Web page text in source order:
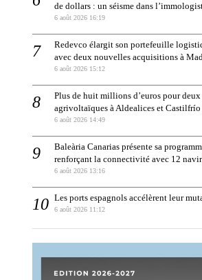
de dollars : un séisme dans
6 août 2026 16:19
Redevco élargit son portefeuille
avec deux nouvelles acquisitions à
6 août 2026 15:12
Plus de huit millions d’euros pour
agrivoltaïques à Aldealices et Castilfrío
6 août 2026 14:49
Baleària Canarias présente sa
renforçant la connectivité avec 12
6 août 2026 13:16
Les ports espagnols accélèrent leur
6 août 2026 11:12